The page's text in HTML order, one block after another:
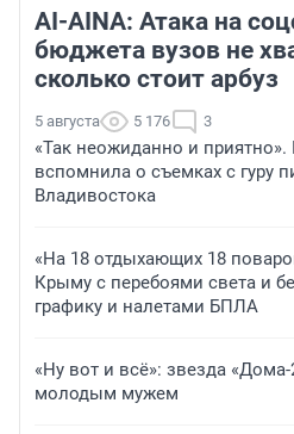
AI-AINA: Атака на
бюджета вузов не
сколько стоит арбуз
5 августа 5 176 3
«Так неожиданно и
вспомнила о съемках с гуру
Владивостока
«На 18 отдыхающих 18
Крыму с перебоями света и
графику и налетами БПЛА
«Ну вот и всё»: звезда «Дома-
молодым мужем